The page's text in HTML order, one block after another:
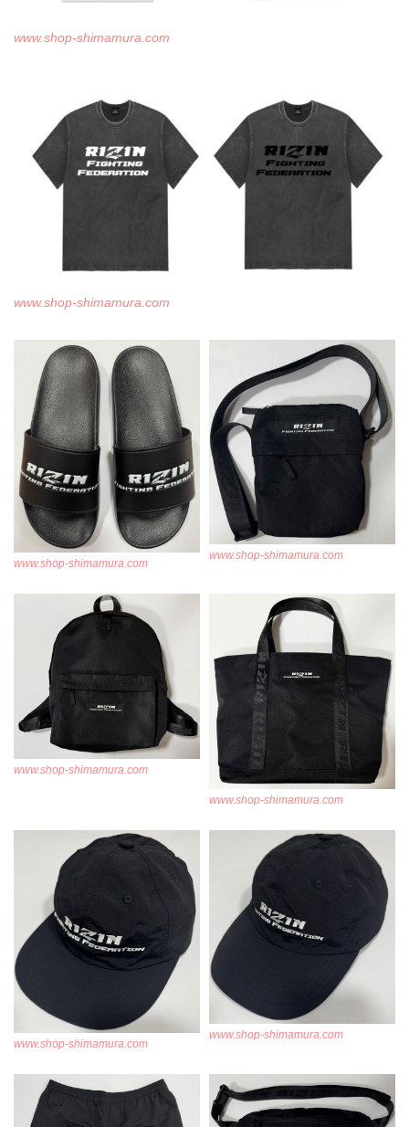
www.shop-shimamura.com
www.shop-shimamura.com
www.shop-shimamura.com
www.shop-shimamura.com
www.shop-shimamura.com
www.shop-shimamura.com
www.shop-shimamura.com
www.shop-shimamura.com